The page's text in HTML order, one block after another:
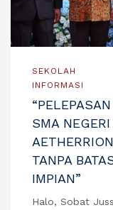
SEKOLAH
INFORMASI
SMA
TANPA
IMPIAN”
Halo, Sobat